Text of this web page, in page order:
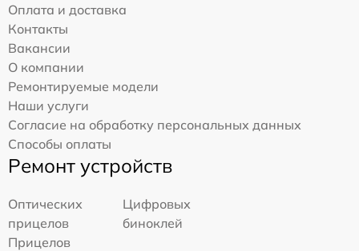
Оплата и доставка
Контакты
Вакансии
О компании
Ремонтируемые модели
Наши услуги
Согласие на обработку персональных данных
Способы оплаты
Ремонт устройств
Оптических
прицелов
Цифровых
биноклей
Прицелов